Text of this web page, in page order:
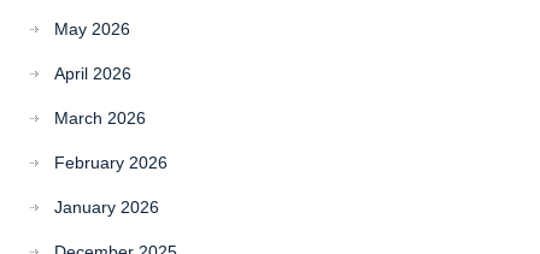
May 2026
April 2026
March 2026
February 2026
January 2026